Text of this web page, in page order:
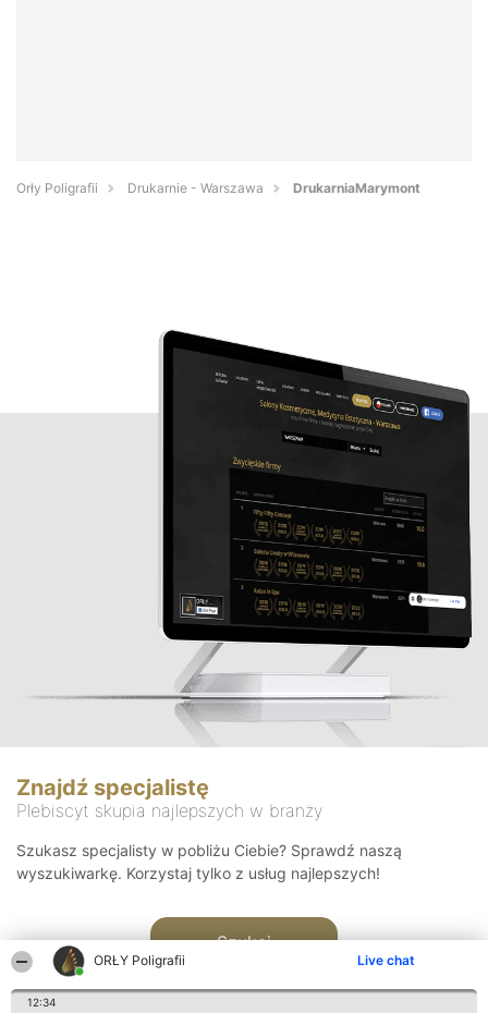
ORŁY Poligrafii Live chat
12:34
Orły Poligrafii Drukarnie - Warszawa DrukarniaMarymont
Znajdź specjalistę
Plebiscyt skupia najlepszych w branży
Szukasz specjalisty w pobliżu Ciebie? Sprawdź naszą
wyszukiwarkę. Korzystaj tylko z usług najlepszych!
Szukaj